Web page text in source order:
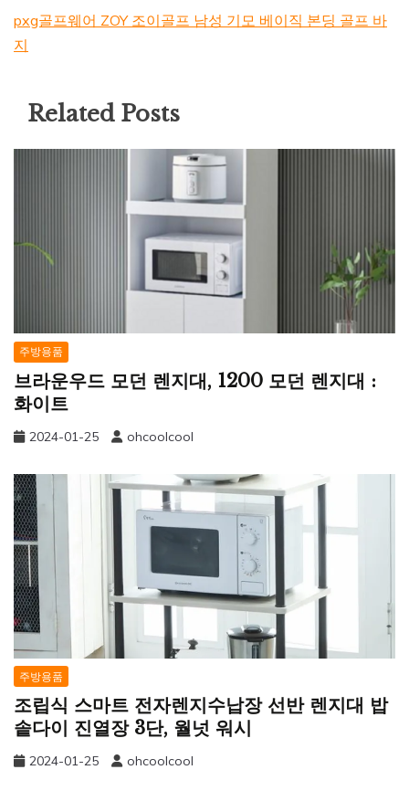
pxg골프웨어 ZOY 조이골프 남성 기모 베이직 본딩 골프 바
지
Related Posts
주방용품
브라운우드 모던 렌지대, 1200 모던 렌지대 :
화이트
2024-01-25 ohcoolcool
주방용품
조립식 스마트 전자렌지수납장 선반 렌지대 밥
솥다이 진열장 3단, 월넛 워시
2024-01-25 ohcoolcool